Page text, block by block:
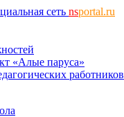
сеть nsportal.ru
«Алые паруса»
работников